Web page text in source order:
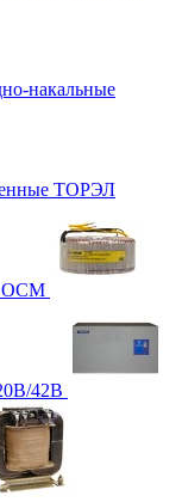
накальные
ТОРЭЛ
ОСМ
42В